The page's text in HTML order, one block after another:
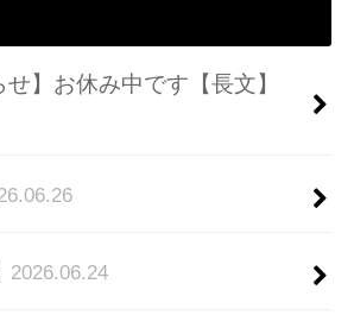
せ】お休み中です【長文】
2026.06.24